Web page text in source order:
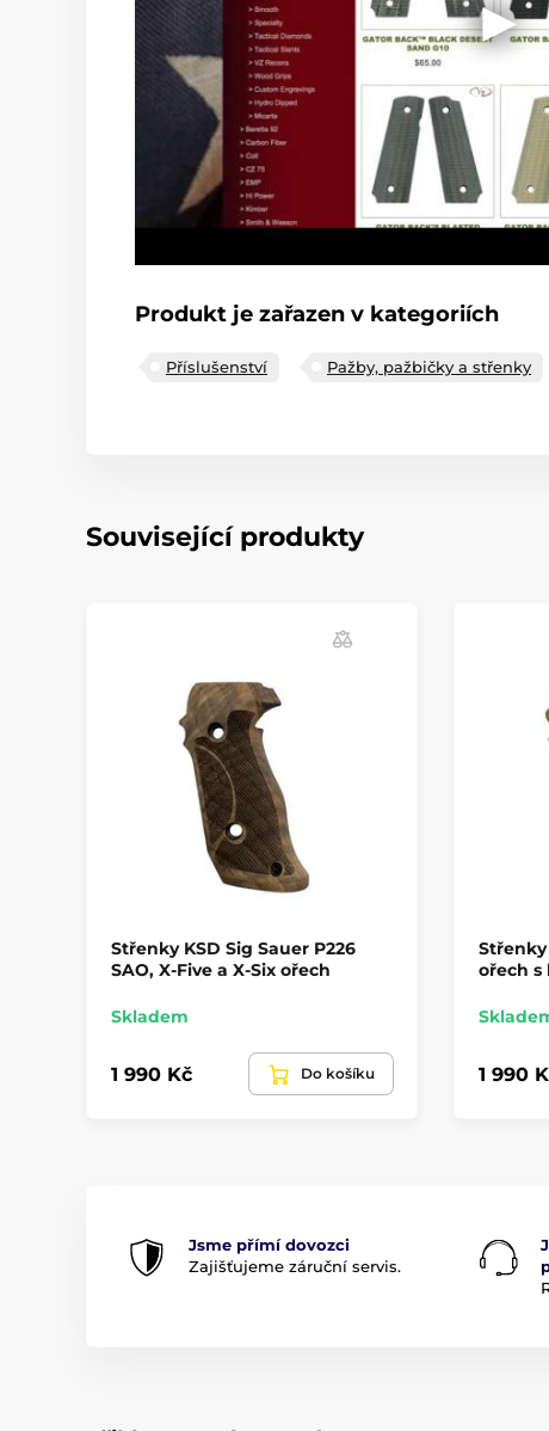
Produkt je zařazen v kategoriích
Příslušenství Pažby, pažbičky a střenky
Související produkty
Střenky KSD Sig Sauer P226
SAO, X-Five a X-Six ořech
Skladem
1 990 Kč Do košíku
Střenky
ořech s
1 990
Jsme přímí dovozci
Zajišťujeme záruční servis.